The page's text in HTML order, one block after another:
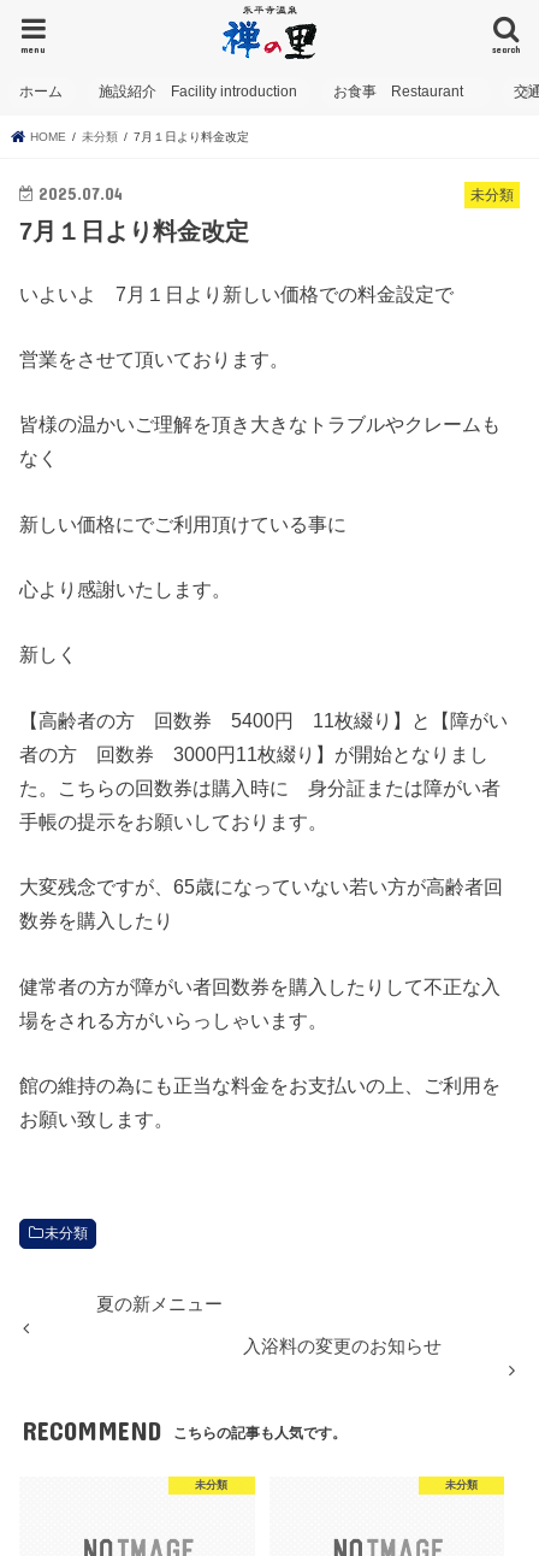
search
menu
ホーム 施設紹介 Facility introduction お食事 Restaurant 交
HOME 未分類 7月１日より料金改定
未分類
2025.07.04
7月１日より料金改定
いよいよ 7月１日より新しい価格での料金設定で
営業をさせて頂いております。
皆様の温かいご理解を頂き大きなトラブルやクレームも
なく
新しい価格にでご利用頂けている事に
心より感謝いたします。
新しく
【高齢者の方 回数券 5400円 11枚綴り】と【障がい
者の方 回数券 3000円11枚綴り】が開始となりまし
た。こちらの回数券は購入時に 身分証または障がい者
手帳の提示をお願いしております。
大変残念ですが、65歳になっていない若い方が高齢者回
数券を購入したり
健常者の方が障がい者回数券を購入したりして不正な入
場をされる方がいらっしゃいます。
館の維持の為にも正当な料金をお支払いの上、ご利用を
お願い致します。
未分類
夏の新メニュー
入浴料の変更のお知らせ
RECOMMEND こちらの記事も人気です。
未分類 未分類